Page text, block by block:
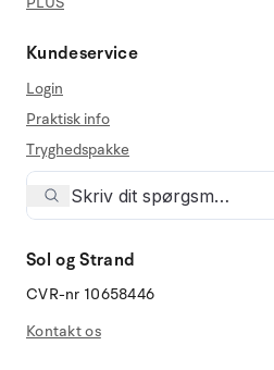
Kundeservice
Login
Praktisk info
Tryghedspakke
Sol og Strand
CVR-nr 10658446
Kontakt os